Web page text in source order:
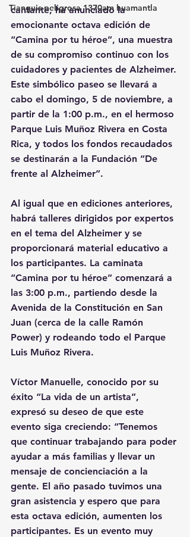
Tianguis peligrosa 1370am huamantla
cantante, ha anunciado la
emocionante octava edición de
“Camina por tu héroe”, una muestra
de su compromiso continuo con los
cuidadores y pacientes de Alzheimer.
Este simbólico paseo se llevará a
cabo el domingo, 5 de noviembre, a
partir de la 1:00 p.m., en el hermoso
Parque Luis Muñoz Rivera en Costa
Rica, y todos los fondos recaudados
se destinarán a la Fundación “De
frente al Alzheimer”.
Al igual que en ediciones anteriores,
habrá talleres dirigidos por expertos
en el tema del Alzheimer y se
proporcionará material educativo a
los participantes. La caminata
“Camina por tu héroe” comenzará a
las 3:00 p.m., partiendo desde la
Avenida de la Constitución en San
Juan (cerca de la calle Ramón
Power) y rodeando todo el Parque
Luis Muñoz Rivera.
Víctor Manuelle, conocido por su
éxito “La vida de un artista”,
expresó su deseo de que este
evento siga creciendo: “Tenemos
que continuar trabajando para poder
ayudar a más familias y llevar un
mensaje de concienciación a la
gente. El año pasado tuvimos una
gran asistencia y espero que para
esta octava edición, aumenten los
participantes. Es un evento muy